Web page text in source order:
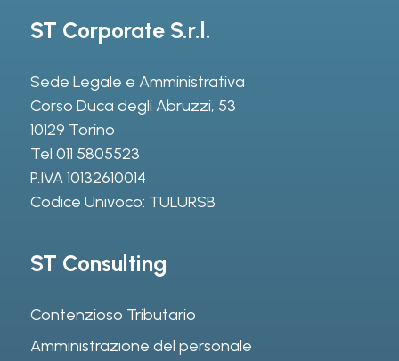
ST Corporate S.r.l.
Sede Legale e Amministrativa
Corso Duca degli Abruzzi, 53
10129 Torino
Tel 011 5805523
P.IVA 10132610014
Codice Univoco: TULURSB
ST Consulting
Contenzioso Tributario
Amministrazione del personale